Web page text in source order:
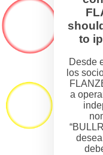
to
Desde
los
a